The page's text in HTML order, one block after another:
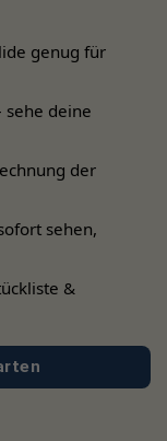
Cord
10,5 mm
m
m
m
genug für
sehe deine
der
sehen,
&